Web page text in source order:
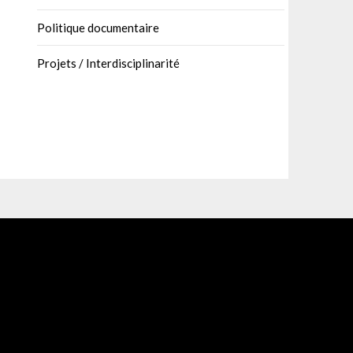
Politique documentaire
Projets / Interdisciplinarité